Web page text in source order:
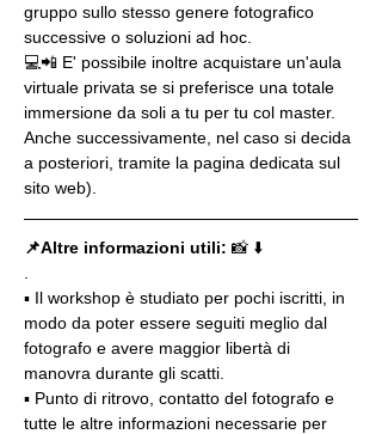
gruppo sullo stesso genere fotografico
successive o soluzioni ad hoc.
💻📲 E' possibile inoltre acquistare un'aula
virtuale privata se si preferisce una totale
immersione da soli a tu per tu col master.
Anche successivamente, nel caso si decida
a posteriori, tramite la pagina dedicata sul
sito web).
📌Altre informazioni utili: 📸 ⬇️
▪️ Il workshop è studiato per pochi iscritti, in
modo da poter essere seguiti meglio dal
fotografo e avere maggior libertà di
manovra durante gli scatti.
▪️ Punto di ritrovo, contatto del fotografo e
tutte le altre informazioni necessarie per